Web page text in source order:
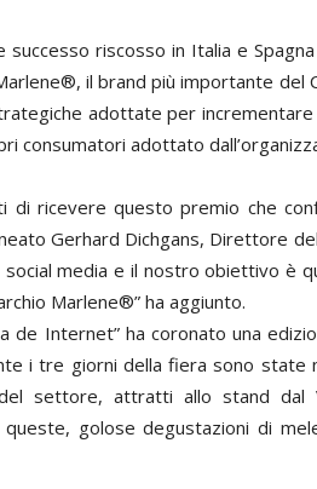
successo riscosso in Italia e
il brand più importante del
adottate per incrementare
consumatori adottato
di ricevere questo premio che
Gerhard Dichgans, Direttore
media e il nostro obiettivo è
Marlene®” ha aggiunto.
de Internet” ha coronato una
i tre giorni della fiera sono state
settore, attratti allo stand dal
queste, golose degustazioni di